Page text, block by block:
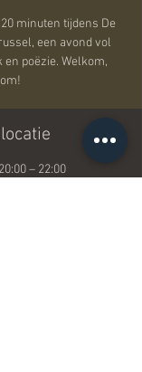
minuten tijdens De
een avond vol
poëzie. Welkom,
– 22:00